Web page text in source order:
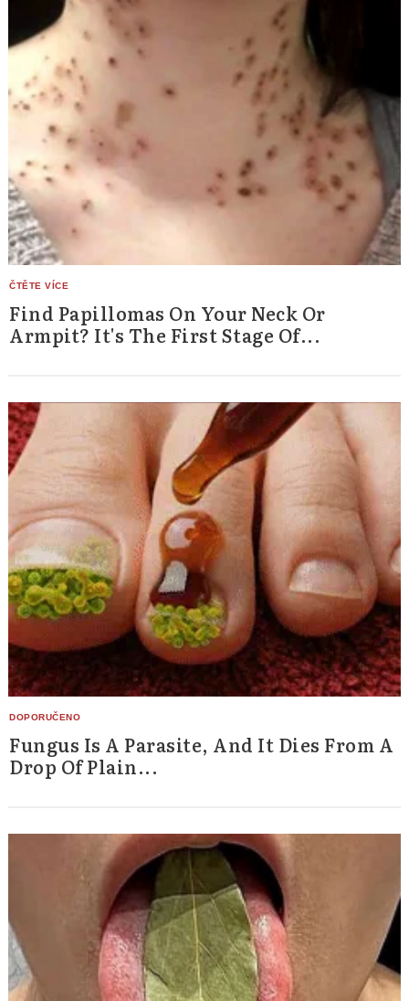
Find Papillomas On Your Neck Or
Armpit? It's The First Stage Of...
Fungus Is A Parasite, And It Dies From A
Drop Of Plain...